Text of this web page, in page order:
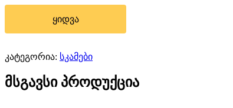
ყიდვა
კატეგორია: სკამები
მსგავსი პროდუქცია